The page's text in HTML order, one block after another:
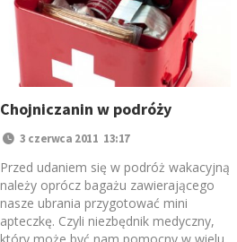
Chojniczanin w podróży
3 czerwca 2011 13:17
Przed udaniem się w podróż wakacyjną
należy oprócz bagażu zawierającego
nasze ubrania przygotować mini
apteczkę. Czyli niezbędnik medyczny,
który może być nam pomocny w wielu